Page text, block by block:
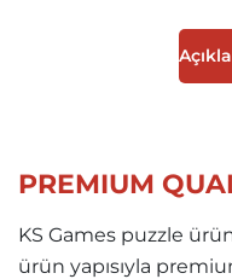
PREMIUM
KS Games puzzle
ürün yapısıyla